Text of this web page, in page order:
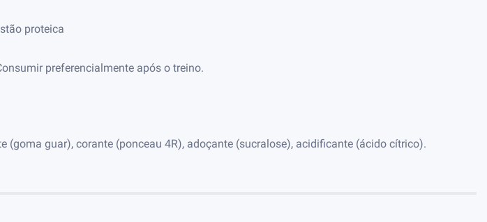
proteica
preferencialmente após o treino.
(goma guar), corante (ponceau 4R), adoçante (sucralose), acidificante (ácido cítrico).